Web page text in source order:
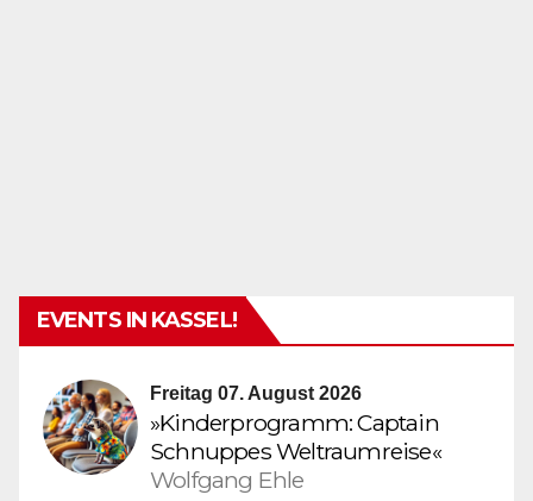
EVENTS IN KASSEL!
Freitag 07. August 2026
»Kinderprogramm: Captain
Schnuppes Weltraumreise«
Wolfgang Ehle